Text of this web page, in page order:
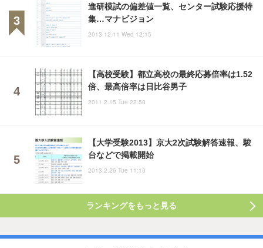
進研模試の偏差値一覧、センター試験応援特
集…マナビジョン
2013.12.11 Wed 12:15
【高校受験】都立高校の最終応募倍率は1.52
倍、最高倍率は日比谷男子
2011.2.15 Tue 22:50
【大学受験2013】京大2次試験解答速報、駿
台などで掲載開始
2013.2.26 Tue 11:10
ランキングをもっと見る